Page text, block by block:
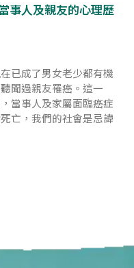
事人及親友的心理歷
已成了男女老少都有機
聞過親友罹癌。這一
當事人及家屬面臨癌症
亡，我們的社會是忌諱